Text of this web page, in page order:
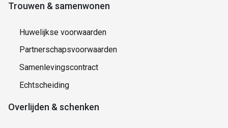
Trouwen & samenwonen
Huwelijkse voorwaarden
Partnerschapsvoorwaarden
Samenlevingscontract
Echtscheiding
Overlijden & schenken